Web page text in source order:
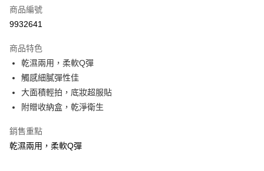
信用卡一次付款
LINE Pay
Apple Pay
街口支付
悠遊付
Google Pay
商品編號
9932641
商品特色
乾濕兩用，柔軟Q彈
觸感細膩彈性佳
大面積輕拍，底妝超服貼
附贈收納盒，乾淨衛生
銷售重點
乾濕兩用，柔軟Q彈